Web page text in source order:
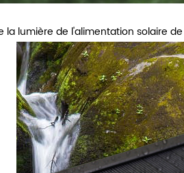
la lumière de l'alimentation solaire